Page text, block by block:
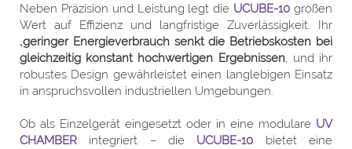
Neben Präzision und Leistung legt die UCUBE-10 großen
Wert auf Effizienz und langfristige Zuverlässigkeit. Ihr
,geringer Energieverbrauch senkt die Betriebskosten bei
gleichzeitig konstant hochwertigen Ergebnissen, und ihr
robustes Design gewährleistet einen langlebigen Einsatz
in anspruchsvollen industriellen Umgebungen.
Ob als Einzelgerät eingesetzt oder in eine modulare UV
CHAMBER integriert – die UCUBE-10 bietet eine